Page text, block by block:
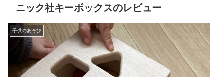
ニック社キーボックスのレビュー
子供のあそび